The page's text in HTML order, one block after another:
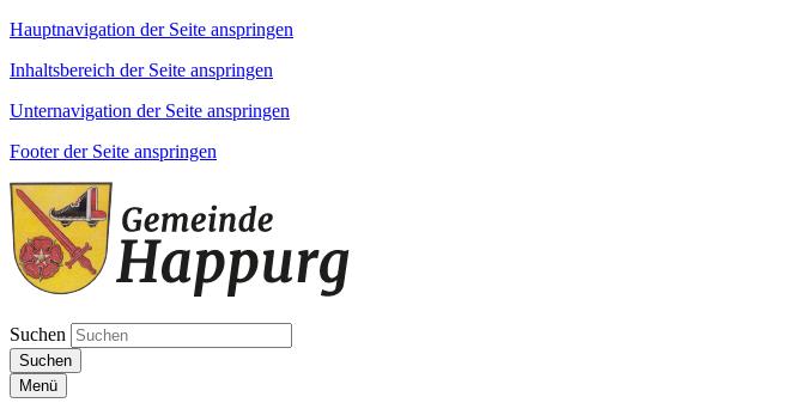
Hauptnavigation der Seite anspringen
Inhaltsbereich der Seite anspringen
Unternavigation der Seite anspringen
Footer der Seite anspringen
Suchen
Suchen
Menü